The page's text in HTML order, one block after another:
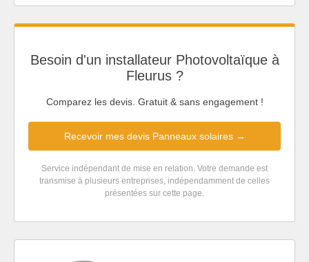
Besoin d'un installateur Photovoltaïque à
Fleurus ?
Comparez les devis. Gratuit & sans engagement !
Recevoir mes devis Panneaux solaires →
Service indépendant de mise en relation. Votre demande est
transmise à plusieurs entreprises, indépendamment de celles
présentées sur cette page.